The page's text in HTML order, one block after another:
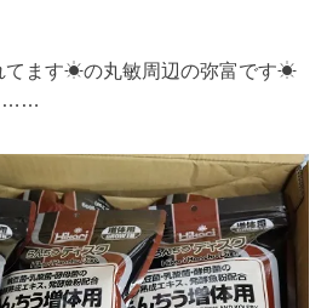
てます☀の丸敏周辺の弥富です☀
……